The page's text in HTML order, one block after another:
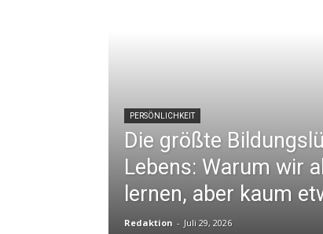
PERSÖNLICHKEIT
Die größte
Lebens: Warum wir
lernen, aber kaum
Redaktion - Juli 29, 2026